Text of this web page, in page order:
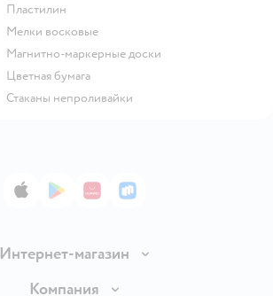
Пластилин
Мелки восковые
Магнитно-маркерные доски
Цветная бумага
Стаканы непроливайки
App StoreGoogle Play
AppGallery
RuStore
Интернет-магазин
Доставка и оплата
Компания